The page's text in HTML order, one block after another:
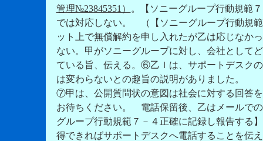
管理№23845351）
。【ソニーグループ行動規範
では対応しない。 （【ソニーグループ行動規
ット上で無償解約を申し入れたが乙は応じなか
ない。甲がソニーグループに対し、会社として
ている旨、伝える。⑥乙Ｉは、サポートデスク
は変わらないとの趣旨の説明がありました。
⑦甲は、公開質問状の意図は社会に対する回答
お待ちください。 電話保留後、乙はメールで
グループ行動規範７－４正確に記録し報告する
得できればサポートデスクへ電話することを伝